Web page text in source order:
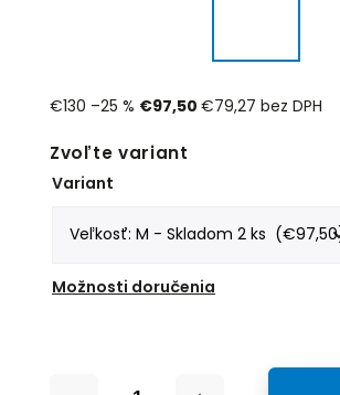
€130 –25 % €97,50€79,27 bez DPH
Zvoľte variant
Variant
Možnosti doručenia